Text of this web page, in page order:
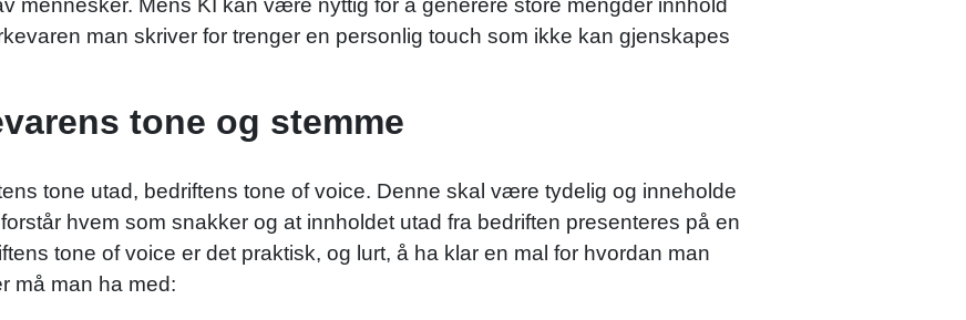
mennesker. Mens KI kan være nyttig for å generere store mengder innhold
man skriver for trenger en personlig touch som ikke kan gjenskapes
tone og stemme
tone utad, bedriftens tone of voice. Denne skal være tydelig og inneholde
hvem som snakker og at innholdet utad fra bedriften presenteres på en
tone of voice er det praktisk, og lurt, å ha klar en mal for hvordan man
må man ha med: